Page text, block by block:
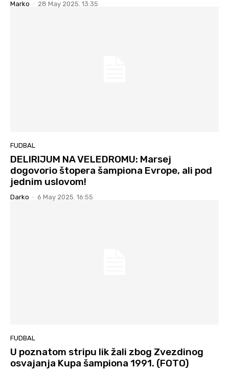
Marko - 28 May 2025. 13:35
FUDBAL
DELIRIJUM NA VELEDROMU: Marsej
dogovorio štopera šampiona Evrope, ali pod
jednim uslovom!
Darko - 6 May 2025. 16:55
FUDBAL
U poznatom stripu lik žali zbog Zvezdinog
osvajanja Kupa šampiona 1991. (FOTO)